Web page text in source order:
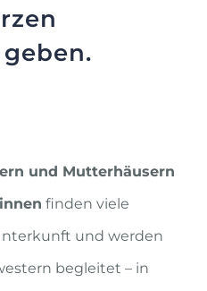
und Mutterhäusern
finden viele
und werden
begleitet – in